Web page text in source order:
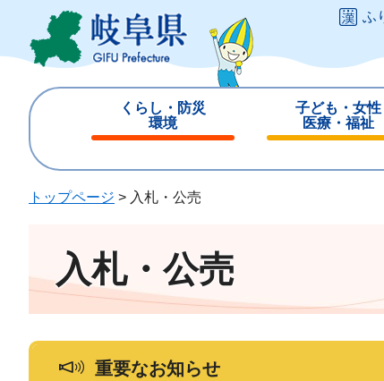
ジ
ュ
ふ
くらし・防災
環境
じ
子ども・女性
医療・福祉
じ
トップページ > 入札・公売
入札・公売
重要なお知らせ